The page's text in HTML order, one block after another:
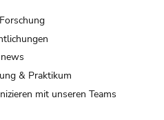
& Praktikum
mit unseren Teams